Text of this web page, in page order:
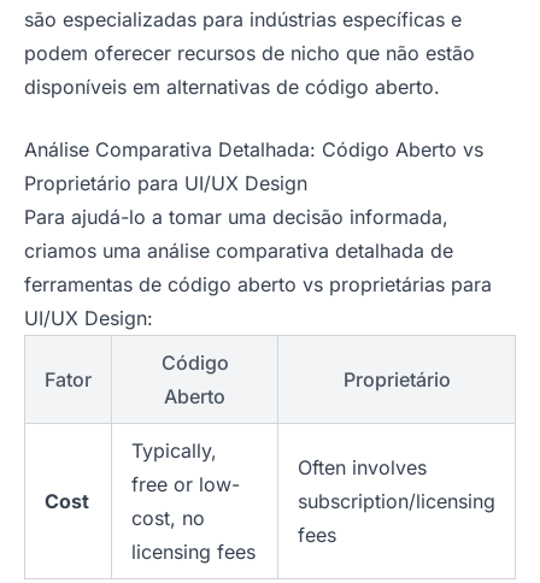
são especializadas para indústrias específicas e
podem oferecer recursos de nicho que não estão
disponíveis em alternativas de código aberto.
Análise Comparativa Detalhada: Código Aberto vs
Proprietário para UI/UX Design
Para ajudá-lo a tomar uma decisão informada,
criamos uma análise comparativa detalhada de
ferramentas de código aberto vs proprietárias para
UI/UX Design:
Fator
Código
Aberto
Proprietário
Cost
Typically,
free or low-
cost, no
licensing fees
Often involves
subscription/licensing
fees